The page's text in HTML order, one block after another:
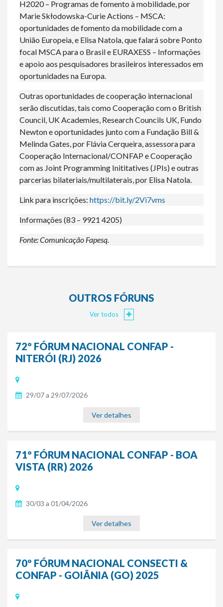
H2020 – Programas de fomento à mobilidade, por
Marie Skłodowska-Curie Actions – MSCA:
oportunidades de fomento da mobilidade com a
União Europeia, e Elisa Natola, que falará sobre Ponto
focal MSCA para o Brasil e EURAXESS – Informações
e apoio aos pesquisadores brasileiros interessados em
oportunidades na Europa.
Outras oportunidades de cooperação internacional
serão discutidas, tais como Cooperação com o British
Council, UK Academies, Research Councils UK, Fundo
Newton e oportunidades junto com a Fundação Bill &
Melinda Gates, por Flávia Cerqueira, assessora para
Cooperação Internacional/CONFAP e Cooperação
com as Joint Programming Inititatives (JPIs) e outras
parcerias bilateriais/multilaterais, por Elisa Natola.
Link para inscrições: https://bit.ly/2Vi7vms
Informações (83 – 9921 4205)
Fonte: Comunicação Fapesq.
OUTROS FÓRUNS
Ver todos
72º FÓRUM NACIONAL CONFAP -
NITERÓI (RJ) 2026
29/07 a 29/07/2026
Ver detalhes
71º FÓRUM NACIONAL CONFAP - BOA
VISTA (RR) 2026
30/03 a 01/04/2026
Ver detalhes
70º FÓRUM NACIONAL CONSECTI &
CONFAP - GOIÂNIA (GO) 2025